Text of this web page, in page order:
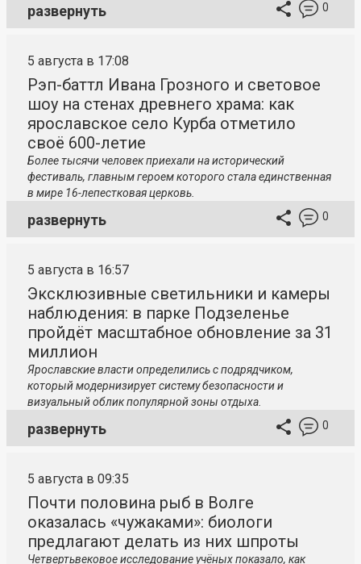
развернуть 0
5 августа в 17:08
Рэп-баттл Ивана Грозного и световое
шоу на стенах древнего храма: как
ярославское село Курба отметило
своё 600-летие
Более тысячи человек приехали на исторический
фестиваль, главным героем которого стала единственная
в мире 16-лепестковая церковь.
развернуть 0
5 августа в 16:57
Эксклюзивные светильники и камеры
наблюдения: в парке Подзеленье
пройдёт масштабное обновление за 31
миллион
Ярославские власти определились с подрядчиком,
который модернизирует систему безопасности и
визуальный облик популярной зоны отдыха.
развернуть 0
5 августа в 09:35
Почти половина рыб в Волге
оказалась «чужаками»: биологи
предлагают делать из них шпроты
Четвертьвековое исследование учёных показало, как